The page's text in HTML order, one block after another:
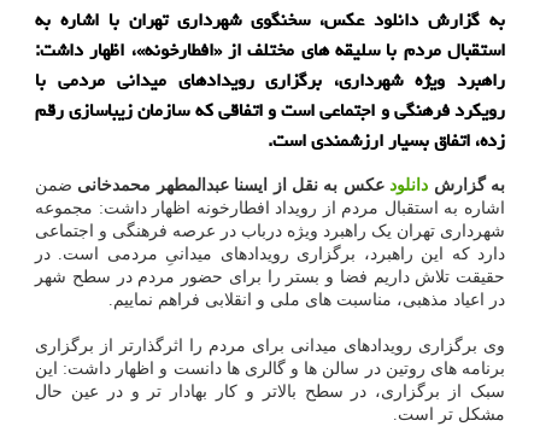
به گزارش دانلود عکس، سخنگوی شهرداری تهران با اشاره به
استقبال مردم با سلیقه های مختلف از «افطارخونه»، اظهار داشت:
راهبرد ویژه شهرداری، برگزاری رویدادهای میدانی مردمی با
رویکرد فرهنگی و اجتماعی است و اتفاقی که سازمان زیباسازی رقم
زده، اتفاق بسیار ارزشمندی است.
به گزارش دانلودعکس به نقل از ایسنا عبدالمطهر محمدخانی ضمن
اشاره به استقبال مردم از رویداد افطارخونه اظهار داشت: مجموعه
شهرداری تهران یک راهبرد ویژه درباب در عرصه فرهنگی و اجتماعی
دارد که این راهبرد، برگزاری رویدادهای میدانیِ مردمی است. در
حقیقت تلاش داریم فضا و بستر را برای حضور مردم در سطح شهر
در اعیاد مذهبی، مناسبت های ملی و انقلابی فراهم نماییم.
وی برگزاری رویدادهای میدانی برای مردم را اثرگذارتر از برگزاری
برنامه های روتین در سالن ها و گالری ها دانست و اظهار داشت: این
سبک از برگزاری، در سطح بالاتر و کار بهادار تر و در عین حال
مشکل تر است.